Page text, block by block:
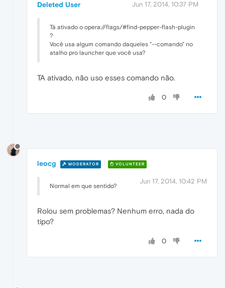
Deleted User Jun 17, 2014, 10:37 PM
Tá ativado o opera://flags/#find-pepper-flash-plugin
?
Você usa algum comando daqueles "--comando" no
atalho pro launcher que você usa?
TA ativado, não uso esses comando não.
0
leocg MODERATOR VOLUNTEER
Jun 17, 2014, 10:42 PM
Normal em que sentido?
Rolou sem problemas? Nenhum erro, nada do
tipo?
0